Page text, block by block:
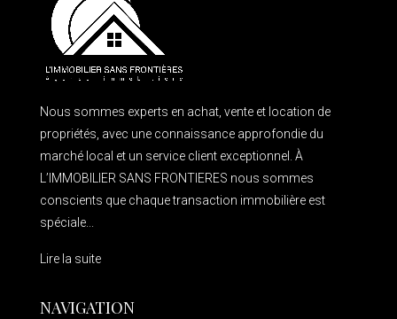
Nous sommes experts en achat, vente et location de
propriétés, avec une connaissance approfondie du
marché local et un service client exceptionnel. À
L’IMMOBILIER SANS FRONTIERES nous sommes
conscients que chaque transaction immobilière est
spéciale...
Lire la suite
NAVIGATION